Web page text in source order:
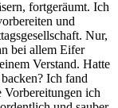
fortgeräumt. Ich
und
Nur,
bei allem Eifer
Verstand. Hatte
Ich fand
Vorbereitungen ich